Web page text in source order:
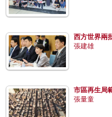
西方世界兩
張建雄
市區再生局
張量童